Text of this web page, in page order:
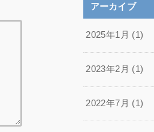
アーカイブ
2025年1月 (1)
2023年2月 (1)
2022年7月 (1)